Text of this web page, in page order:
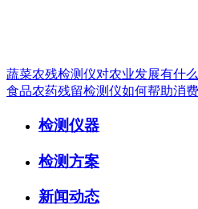
蔬菜农残检测仪对农业发展有什
食品农药残留检测仪如何帮助消
检测仪器
检测方案
新闻动态